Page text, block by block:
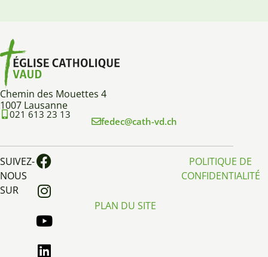
Chemin des Mouettes 4
1007 Lausanne
021 613 23 13
fedec@cath-vd.ch
SUIVEZ-
NOUS
SUR
PLAN DU SITE
POLITIQUE DE
CONFIDENTIALITÉ